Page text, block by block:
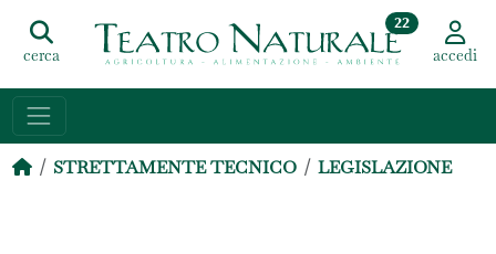
cerca
22
accedi
STRETTAMENTE TECNICO LEGISLAZIONE